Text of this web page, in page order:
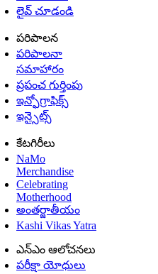
లైవ్ చూడండి
పరిపాలన
పరిపాలనా
సమాహారం
ప్రపంచ గుర్తింపు
ఇన్ఫోగ్రాఫిక్స్
ఇన్సైట్స్
కేటగిరీలు
NaMo
Merchandise
Celebrating
Motherhood
అంతర్జాతీయం
Kashi Vikas Yatra
ఎన్ఎం ఆలోచనలు
పరీక్షా యోధులు